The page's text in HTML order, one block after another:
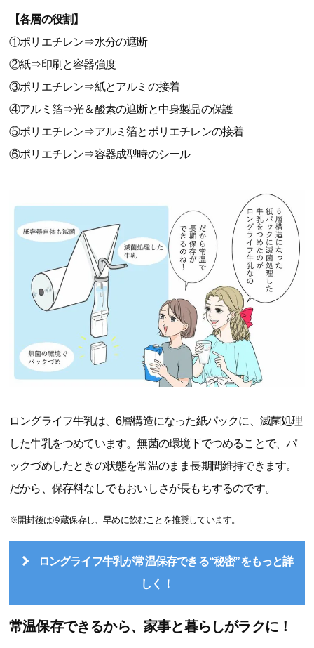
【各層の役割】
①ポリエチレン⇒水分の遮断
②紙⇒印刷と容器強度
③ポリエチレン⇒紙とアルミの接着
④アルミ箔⇒光＆酸素の遮断と中身製品の保護
⑤ポリエチレン⇒アルミ箔とポリエチレンの接着
⑥ポリエチレン⇒容器成型時のシール
ロングライフ牛乳は、6層構造になった紙パックに、滅菌処理
した牛乳をつめています。無菌の環境下でつめることで、パ
ックづめしたときの状態を常温のまま長期間維持できます。
だから、保存料なしでもおいしさが長もちするのです。
※開封後は冷蔵保存し、早めに飲むことを推奨しています。
ロングライフ牛乳が常温保存できる“秘密”をもっと詳
しく！
常温保存できるから、家事と暮らしがラクに！